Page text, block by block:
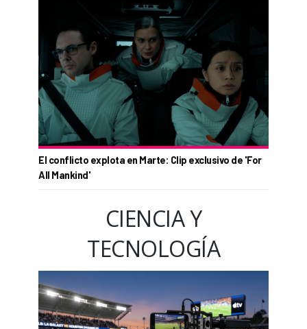
El conflicto explota en Marte: Clip exclusivo de 'For
All Mankind'
CIENCIA Y
TECNOLOGÍA